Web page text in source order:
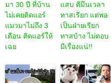
มา 30 ปี ที่บ้าน
ไม่เคยติดแอร์
แมวมาไม่ถึง 3
เดือน ติดแอร์ให้
เฉย
แสบ ตีมึนเวลา
ทาสเรียก แต่พอ
เป็นฝ่ายเรียก
ทาสบ้าง ไม่ตอบ
มีเรื่องแน่!!